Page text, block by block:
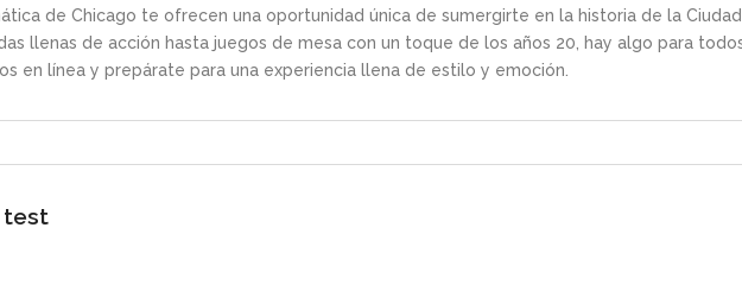
de Chicago te ofrecen una oportunidad única de sumergirte en la historia de la
llenas de acción hasta juegos de mesa con un toque de los años 20, hay algo para
en línea y prepárate para una experiencia llena de estilo y emoción.